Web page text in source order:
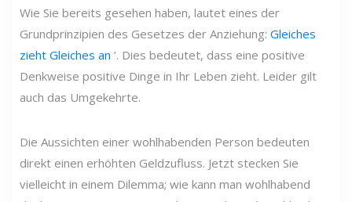
Wie Sie bereits gesehen haben, lautet eines der
Grundprinzipien des Gesetzes der Anziehung: Gleiches
zieht Gleiches an ’. Dies bedeutet, dass eine positive
Denkweise positive Dinge in Ihr Leben zieht. Leider gilt
auch das Umgekehrte.
Die Aussichten einer wohlhabenden Person bedeuten
direkt einen erhöhten Geldzufluss. Jetzt stecken Sie
vielleicht in einem Dilemma; wie kann man wohlhabend